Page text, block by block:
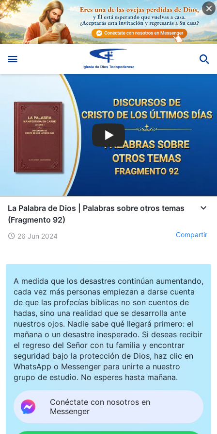
La Palabra de Dios | Palabras sobre otros temas
(Fragmento 92)
26 Jun 2024 Compartir
A medida que los desastres continúan aumentando,
cada vez más personas empiezan a darse cuenta
de que las profecías bíblicas no son cuentos de
hadas, sino una realidad que se desarrolla ante
nuestros ojos. Nadie sabe qué llegará primero: el
mañana o un desastre inesperado. Si deseas recibir
el regreso del Señor con tu familia y encontrar
seguridad bajo la protección de Dios, haz clic en
WhatsApp o Messenger para unirte a nuestro
grupo de estudio. No esperes hasta mañana.
Conéctate con nosotros en
Messenger